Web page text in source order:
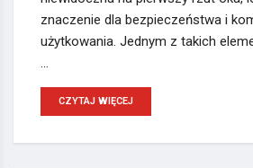
znaczenie dla bezpieczeństwa i
użytkowania. Jednym z takich
…
CZYTAJ WIĘCEJ